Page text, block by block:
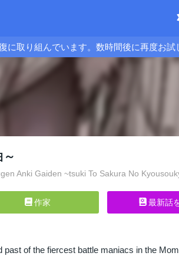
取り組んでいます。数時間後に再度お試
Anki Gaiden ~tsuki To Sakura No
作家 最新話
past of the fiercest battle maniacs in the